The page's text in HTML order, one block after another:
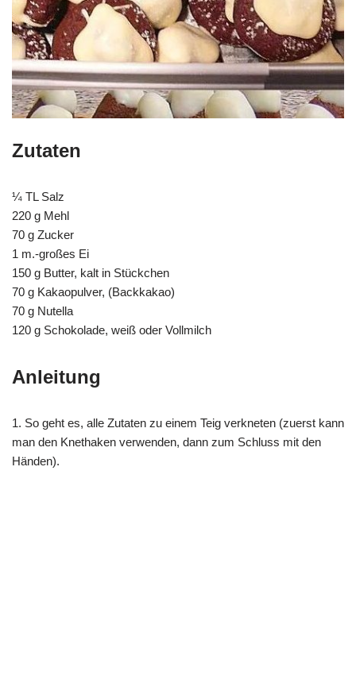
Zutaten
¼ TL Salz
220 g Mehl
70 g Zucker
1 m.-großes Ei
150 g Butter, kalt in Stückchen
70 g Kakaopulver, (Backkakao)
70 g Nutella
120 g Schokolade, weiß oder Vollmilch
Anleitung
1. So geht es, alle Zutaten zu einem Teig verkneten (zuerst kann
man den Knethaken verwenden, dann zum Schluss mit den
Händen).